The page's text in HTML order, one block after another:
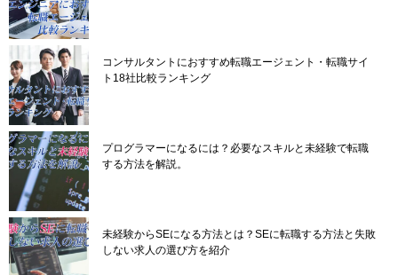
コンサルタントにおすすめ転職エージェント・転職サイ
ト18社比較ランキング
プログラマーになるには？必要なスキルと未経験で転職
する方法を解説。
未経験からSEになる方法とは？SEに転職する方法と失敗
しない求人の選び方を紹介